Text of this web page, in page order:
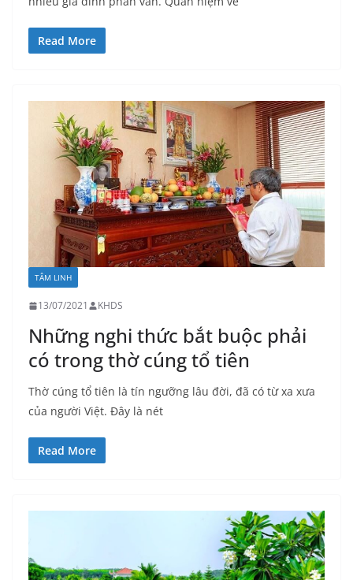
Read More
TÂM LINH
13/07/2021 KHDS
Những nghi thức bắt buộc phải
có trong thờ cúng tổ tiên
Thờ cúng tổ tiên là tín ngưỡng lâu đời, đã có từ xa xưa
của người Việt. Đây là nét
Read More